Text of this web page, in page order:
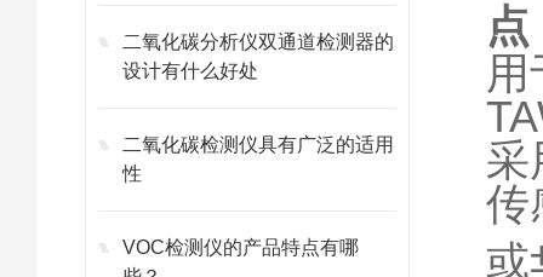
二氧化碳分析仪双通道检测器的
设计有什么好处
二氧化碳检测仪具有广泛的适用
性
VOC检测仪的产品特点有哪
点
采
传
或